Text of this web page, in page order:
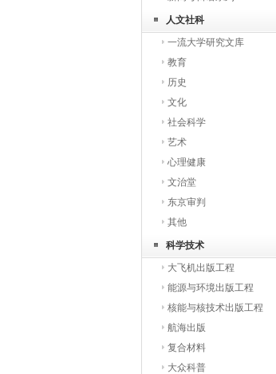
人文社科
一流大学研究文库
教育
历史
文化
社会科学
艺术
心理健康
文治堂
东京审判
其他
科学技术
大飞机出版工程
能源与环境出版工程
核能与核技术出版工程
航海出版
复合材料
大众科普